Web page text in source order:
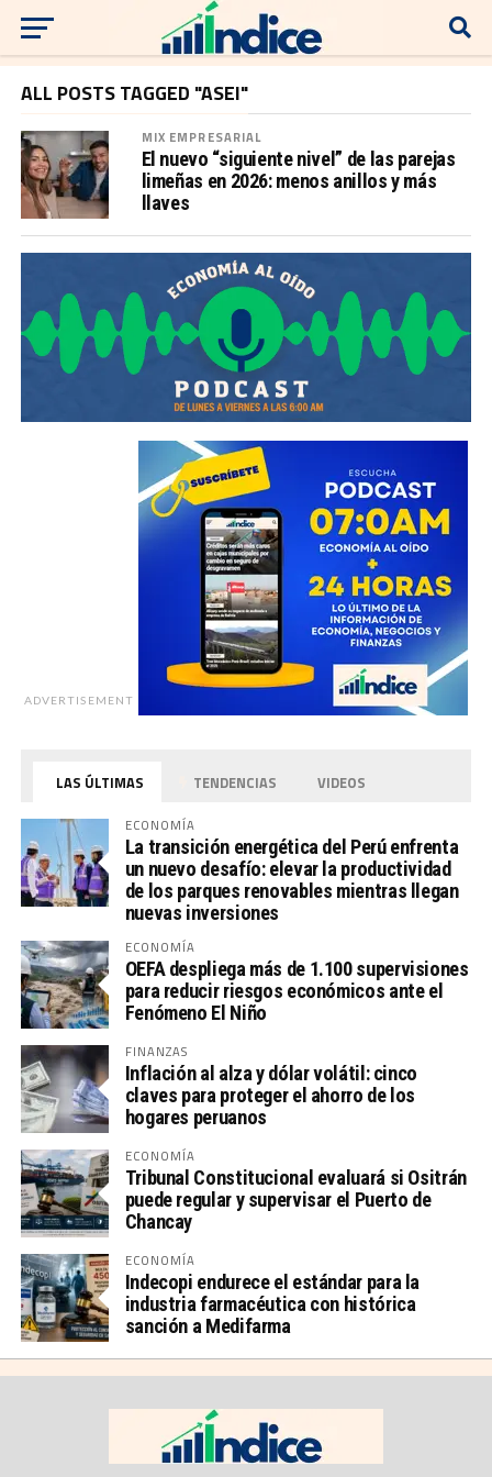
ALL POSTS TAGGED "ASEI"
MIX EMPRESARIAL
El nuevo “siguiente nivel” de las parejas
limeñas en 2026: menos anillos y más
llaves
ADVERTISEMENT
LAS ÚLTIMAS TENDENCIAS VIDEOS
ECONOMÍA
La transición energética del Perú enfrenta
un nuevo desafío: elevar la productividad
de los parques renovables mientras llegan
nuevas inversiones
ECONOMÍA
OEFA despliega más de 1.100 supervisiones
para reducir riesgos económicos ante el
Fenómeno El Niño
FINANZAS
Inflación al alza y dólar volátil: cinco
claves para proteger el ahorro de los
hogares peruanos
ECONOMÍA
Tribunal Constitucional evaluará si Ositrán
puede regular y supervisar el Puerto de
Chancay
ECONOMÍA
Indecopi endurece el estándar para la
industria farmacéutica con histórica
sanción a Medifarma